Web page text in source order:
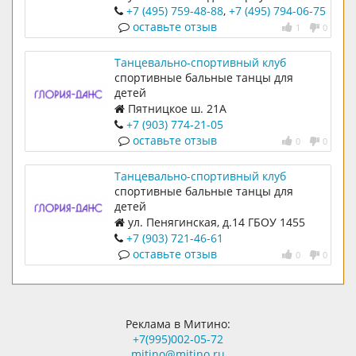
+7 (495) 759-48-88, +7 (495) 794-06-75
1 0
оставьте отзыв
Танцевально-спортивный клуб
Глория-Данс на Пятницком шоссе
спортивные бальные танцы для
детей
Пятницкое ш. 21А
+7 (903) 774-21-05
0 0
оставьте отзыв
Танцевально-спортивный клуб
Глория-Данс на Пенягинской
спортивные бальные танцы для
детей
ул. Пенягинская, д.14 ГБОУ 1455
+7 (903) 721-46-61
0 0
оставьте отзыв
Реклама в Митино:
+7(995)002-05-72